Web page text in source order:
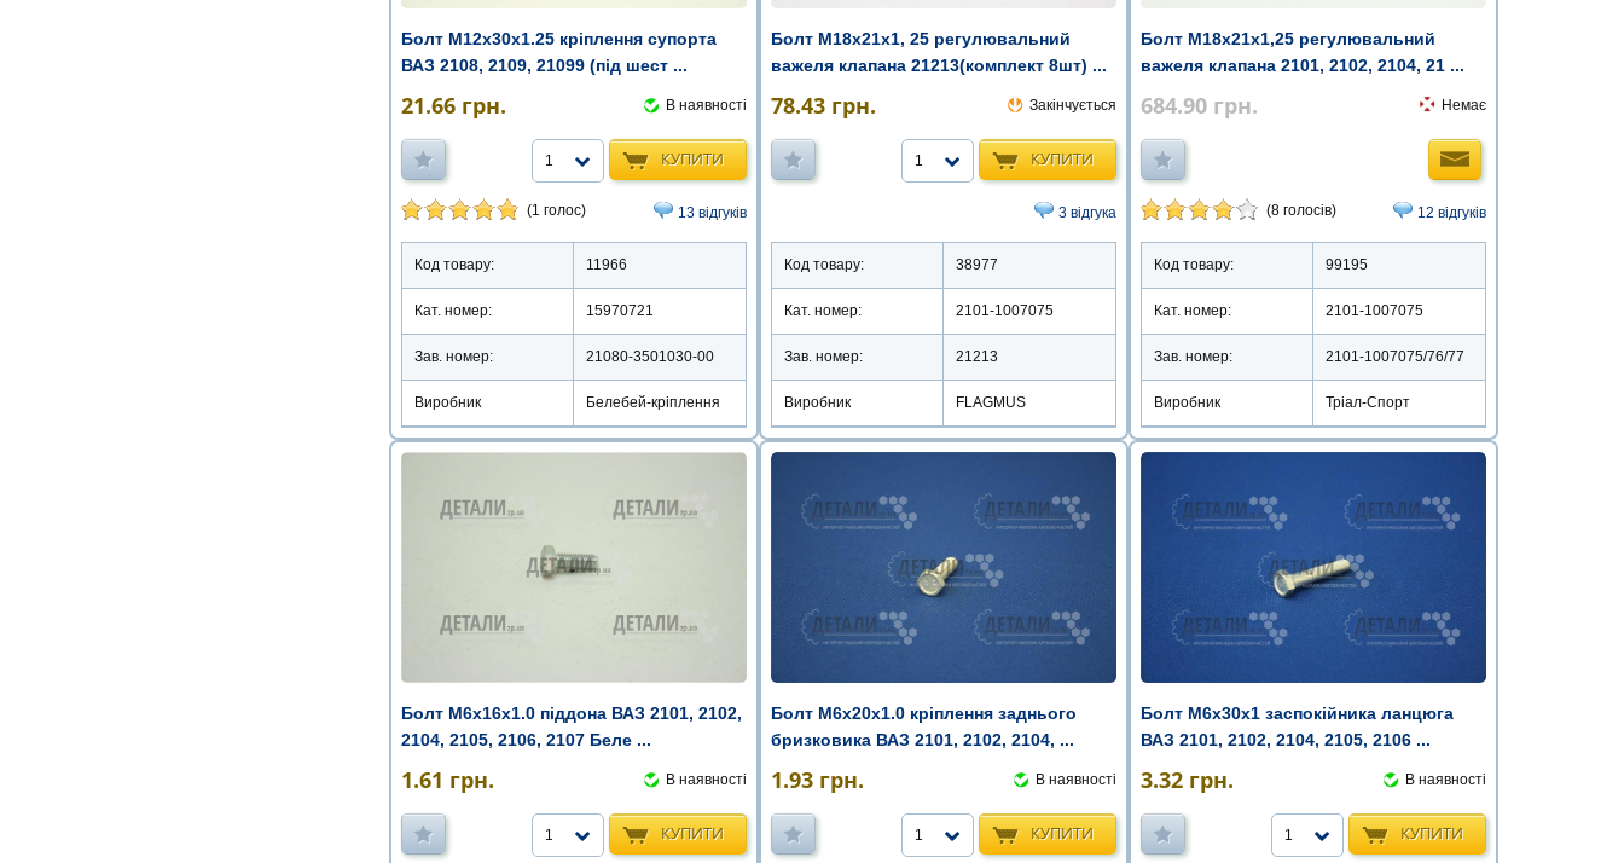
Болт М12х30х1.25 кріплення супорта
ВАЗ 2108, 2109, 21099 (під шест ...
21.66 грн. В наявності
КУПИТИ
1
(1 голос) 13 відгуків
Код товару: 11966
Кат. номер: 15970721
Зав. номер: 21080-3501030-00
Виробник Белебей-кріплення
Болт М18х21х1, 25 регулювальний
важеля клапана 21213(комплект 8шт) ...
78.43 грн. Закінчується
КУПИТИ
1
3 відгука
Код товару: 38977
Кат. номер: 2101-1007075
Зав. номер: 21213
Виробник FLAGMUS
Болт М18х21х1,25 регулювальний
важеля клапана 2101, 2102, 2104, 21 ...
684.90 грн. Немає
(8 голосів) 12 відгуків
Код товару: 99195
Кат. номер: 2101-1007075
Зав. номер: 2101-1007075/76/77
Виробник Тріал-Спорт
Болт М6х16х1.0 піддона ВАЗ 2101, 2102,
2104, 2105, 2106, 2107 Беле ...
1.61 грн. В наявності
КУПИТИ
1
Болт М6х20х1.0 кріплення заднього
бризковика ВАЗ 2101, 2102, 2104, ...
1.93 грн. В наявності
КУПИТИ
1
Болт М6х30х1 заспокійника ланцюга
ВАЗ 2101, 2102, 2104, 2105, 2106 ...
3.32 грн. В наявності
КУПИТИ
1